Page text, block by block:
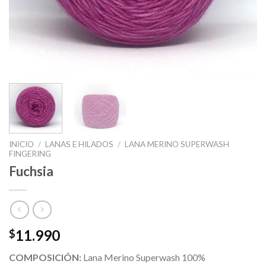
INICIO / LANAS E HILADOS / LANA MERINO SUPERWASH
FINGERING
Fuchsia
$11.990
COMPOSICIÓN: Lana Merino Superwash 100%